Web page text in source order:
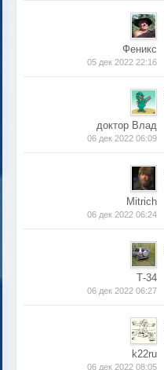
Феникс
05 дек 2022 22:16
доктор Влад
06 дек 2022 06:09
Mitrich
06 дек 2022 06:24
Т-34
06 дек 2022 06:27
k22ru
06 дек 2022 08:05